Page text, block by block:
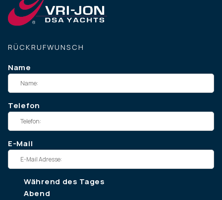
RÜCKRUFWUNSCH
Name
Telefon
E-Mail
Während des Tages
Abend